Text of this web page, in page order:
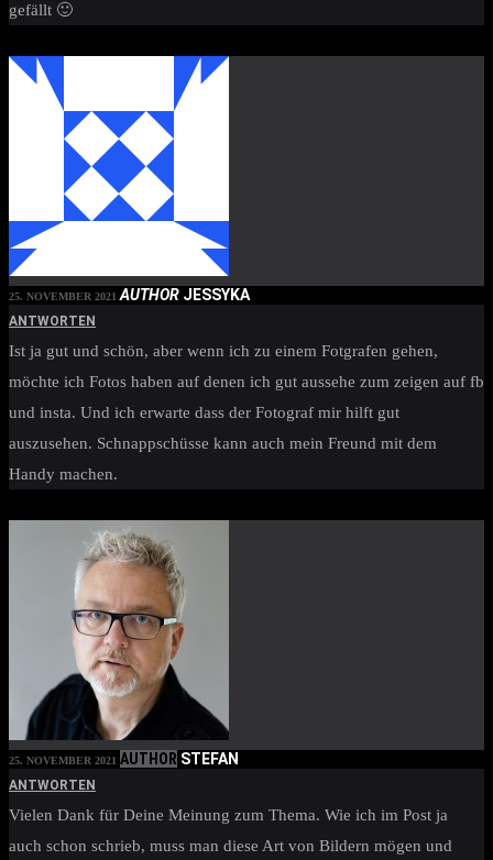
gefällt 🙂
25. NOVEMBER 2021 AUTHOR JESSYKA
ANTWORTEN
Ist ja gut und schön, aber wenn ich zu einem Fotgrafen gehen,
möchte ich Fotos haben auf denen ich gut aussehe zum zeigen auf fb
und insta. Und ich erwarte dass der Fotograf mir hilft gut
auszusehen. Schnappschüsse kann auch mein Freund mit dem
Handy machen.
25. NOVEMBER 2021 AUTHOR STEFAN
ANTWORTEN
Vielen Dank für Deine Meinung zum Thema. Wie ich im Post ja
auch schon schrieb, muss man diese Art von Bildern mögen und